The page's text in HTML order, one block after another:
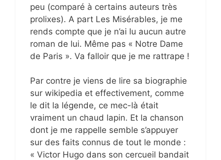
peu (comparé à certains auteurs très
prolixes). A part Les Misérables, je me
rends compte que je n’ai lu aucun autre
roman de lui. Même pas « Notre Dame
de Paris ». Va falloir que je me rattrape !
Par contre je viens de lire sa biographie
sur wikipedia et effectivement, comme
le dit la légende, ce mec-là était
vraiment un chaud lapin. Et la chanson
dont je me rappelle semble s’appuyer
sur des faits connus de tout le monde :
« Victor Hugo dans son cercueil bandait